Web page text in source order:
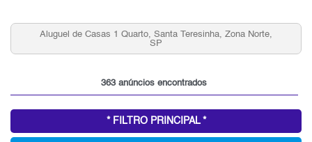
Aluguel de Casas 1 Quarto, Santa Teresinha, Zona Norte,
363 anúncios encontrados
* FILTRO PRINCIPAL *